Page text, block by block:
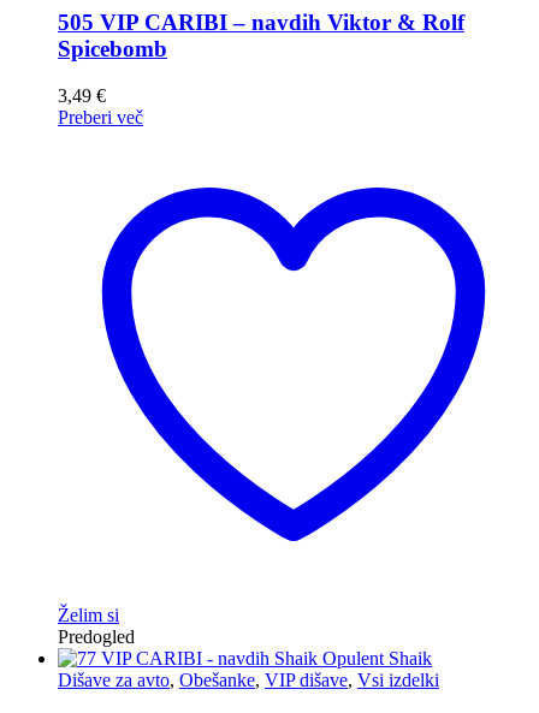
505 VIP CARIBI – navdih Viktor & Rolf
Spicebomb
3,49 €
Preberi več
Želim si
Predogled
Dišave za avto, Obešanke, VIP dišave, Vsi izdelki